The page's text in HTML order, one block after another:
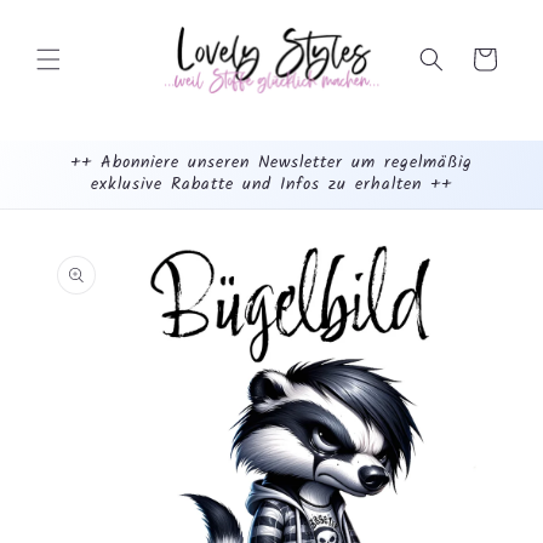
Inhalt Warenkorb
++ Abonniere unseren Newsletter um regelmäßig
exklusive Rabatte und Infos zu erhalten ++
dazu...